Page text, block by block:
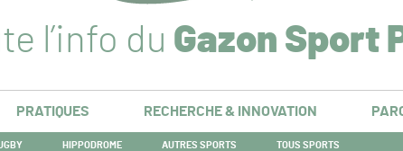
l’info du Gazon Sport
PRATIQUES RECHERCHE & INNOVATION
HIPPODROME AUTRES SPORTS TOUS SPORTS